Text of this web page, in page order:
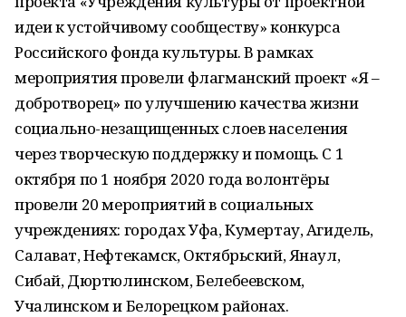
идеи к устойчивому сообществу» конкурса
Российского фонда культуры. В рамках
мероприятия провели флагманский проект «Я –
добротворец» по улучшению качества жизни
социально-незащищенных слоев населения
через творческую поддержку и помощь. С 1
октября по 1 ноября 2020 года волонтёры
провели 20 мероприятий в социальных
учреждениях: городах Уфа, Кумертау, Агидель,
Салават, Нефтекамск, Октябрьский, Янаул,
Сибай, Дюртюлинском, Белебеевском,
Учалинском и Белорецком районах.